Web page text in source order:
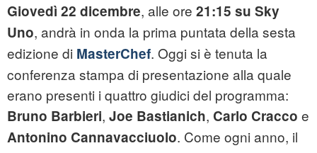
Giovedì 22 dicembre, alle ore 21:15 su Sky
Uno, andrà in onda la prima puntata della sesta
edizione di MasterChef. Oggi si è tenuta la
conferenza stampa di presentazione alla quale
erano presenti i quattro giudici del programma:
Bruno Barbieri, Joe Bastianich, Carlo Cracco e
Antonino Cannavacciuolo. Come ogni anno, il